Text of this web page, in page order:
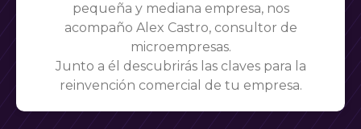
pequeña y mediana empresa, nos
acompaño Alex Castro, consultor de
microempresas.
Junto a él descubrirás las claves para la
reinvención comercial de tu empresa.